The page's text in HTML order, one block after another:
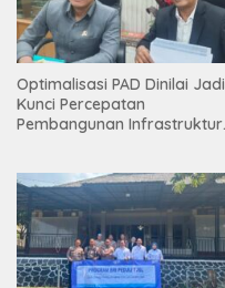
Optimalisasi PAD Dinilai Jadi
Kunci Percepatan
Pembangunan Infrastruktur